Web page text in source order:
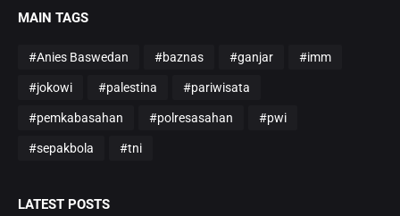
MAIN TAGS
#Anies Baswedan #baznas #ganjar #imm
#jokowi #palestina #pariwisata
#pemkabasahan #polresasahan #pwi
#sepakbola #tni
LATEST POSTS